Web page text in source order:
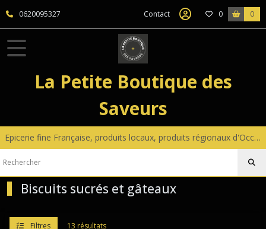
0620095327 Contact 0 0
La Petite Boutique des
Saveurs
Epicerie fine Française, produits locaux, produits régionaux d'Occitanie, coffrets gourmands sur mesure, petite décoration
Biscuits sucrés et gâteaux
Filtres 13 résultats
Fermer
FILTRES
Biscuits
sucrés
gâteaux
Afficher